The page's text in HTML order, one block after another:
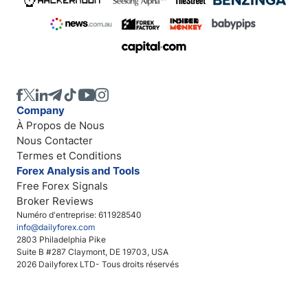
Numéro d'entreprise: 611928540
info@dailyforex.com
2803 Philadelphia Pike
Suite B #287 Claymont, DE 19703, USA
2026 Dailyforex LTD- Tous droits réservés
Company
À Propos de Nous
Nous Contacter
Termes et Conditions
Forex Analysis and Tools
Free Forex Signals
Broker Reviews